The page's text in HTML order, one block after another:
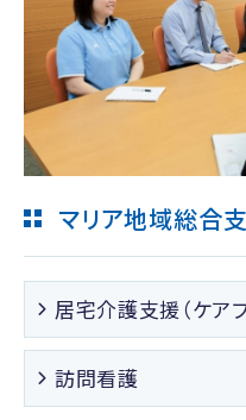
マリア地域総合
居宅介護支援（ケアプ
訪問看護